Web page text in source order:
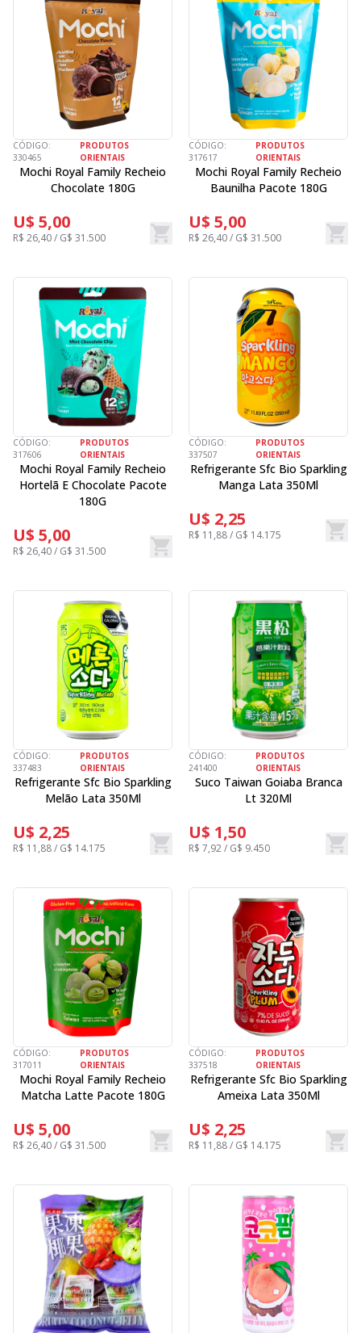
CÓDIGO:
330465
PRODUTOS
ORIENTAIS
Mochi Royal Family Recheio
Chocolate 180G
U$ 5,00
R$ 26,40 / G$ 31.500
CÓDIGO:
317617
PRODUTOS
ORIENTAIS
Mochi Royal Family Recheio
Baunilha Pacote 180G
U$ 5,00
R$ 26,40 / G$ 31.500
CÓDIGO:
317606
PRODUTOS
ORIENTAIS
Mochi Royal Family Recheio
Hortelã E Chocolate Pacote
180G
U$ 5,00
R$ 26,40 / G$ 31.500
CÓDIGO:
337507
PRODUTOS
ORIENTAIS
Refrigerante Sfc Bio Sparkling
Manga Lata 350Ml
U$ 2,25
R$ 11,88 / G$ 14.175
CÓDIGO:
337483
PRODUTOS
ORIENTAIS
Refrigerante Sfc Bio Sparkling
Melão Lata 350Ml
U$ 2,25
R$ 11,88 / G$ 14.175
CÓDIGO:
241400
PRODUTOS
ORIENTAIS
Suco Taiwan Goiaba Branca
Lt 320Ml
U$ 1,50
R$ 7,92 / G$ 9.450
CÓDIGO:
317011
PRODUTOS
ORIENTAIS
Mochi Royal Family Recheio
Matcha Latte Pacote 180G
U$ 5,00
R$ 26,40 / G$ 31.500
CÓDIGO:
337518
PRODUTOS
ORIENTAIS
Refrigerante Sfc Bio Sparkling
Ameixa Lata 350Ml
U$ 2,25
R$ 11,88 / G$ 14.175